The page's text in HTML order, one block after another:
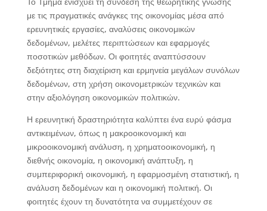
με τις πραγματικές ανάγκες της οικονομίας μέσα από
ερευνητικές εργασίες, αναλύσεις οικονομικών
δεδομένων, μελέτες περιπτώσεων και εφαρμογές
ποσοτικών μεθόδων. Οι φοιτητές αναπτύσσουν
δεξιότητες στη διαχείριση και ερμηνεία μεγάλων συνόλων
δεδομένων, στη χρήση οικονομετρικών τεχνικών και
στην αξιολόγηση οικονομικών πολιτικών.
Η ερευνητική δραστηριότητα καλύπτει ένα ευρύ φάσμα
αντικειμένων, όπως η μακροοικονομική και
μικροοικονομική ανάλυση, η χρηματοοικονομική, η
διεθνής οικονομία, η οικονομική ανάπτυξη, η
συμπεριφορική οικονομική, η εφαρμοσμένη στατιστική, η
ανάλυση δεδομένων και η οικονομική πολιτική. Οι
φοιτητές έχουν τη δυνατότητα να συμμετέχουν σε